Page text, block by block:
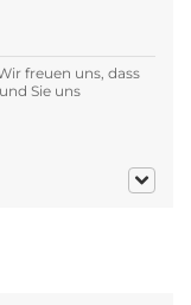
freuen uns, dass
Sie uns